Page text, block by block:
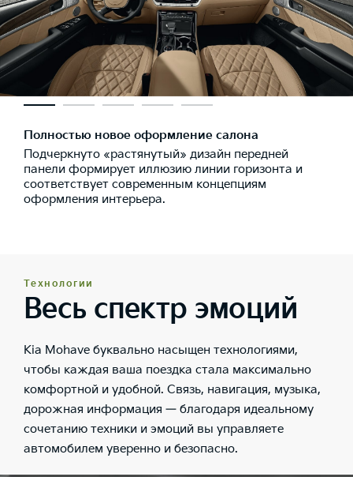
Полностью новое оформление салона
Подчеркнуто «растянутый» дизайн передней
панели формирует иллюзию линии горизонта и
соответствует современным концепциям
оформления интерьера.
Технологии
Весь спектр эмоций
Kia Mohave буквально насыщен технологиями,
чтобы каждая ваша поездка стала максимально
комфортной и удобной. Связь, навигация, музыка,
дорожная информация — благодаря идеальному
сочетанию техники и эмоций вы управляете
автомобилем уверенно и безопасно.